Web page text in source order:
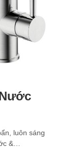
luôn sáng
&…